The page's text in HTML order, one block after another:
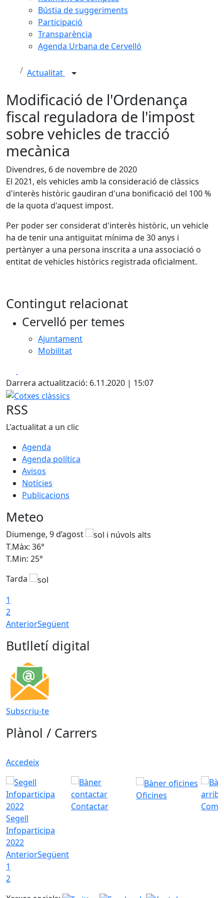
Bústia de suggeriments
Participació
Transparència
Agenda Urbana de Cervelló
Actualitat
Modificació de l'Ordenança
fiscal reguladora de l'impost
sobre vehicles de tracció
mecànica
Divendres, 6 de novembre de 2020
El 2021, els vehicles amb la consideració de clàssics
d'interès històric gaudiran d'una bonificació del 100 %
de la quota d'aquest impost.
Per poder ser considerat d'interès històric, un vehicle
ha de tenir una antiguitat mínima de 30 anys i
pertànyer a una persona inscrita a una associació o
entitat de vehicles històrics registrada oficialment.
Contingut relacionat
Cervelló per temes
Ajuntament
Mobilitat
Darrera actualització: 6.11.2020 | 15:07
Cotxes clàssics
RSS
L'actualitat a un clic
Agenda
Agenda política
Avisos
Notícies
Publicacions
Meteo
Diumenge, 9 d’agost
T.Màx: 36°
T.Min: 25°
Tarda
1
2
AnteriorSegüent
Butlletí digital
Subscriu-te
Plànol / Carrers
Accedeix
Segell
Infoparticipa
2022
Contactar
Oficines
Com
AnteriorSegüent
1
2